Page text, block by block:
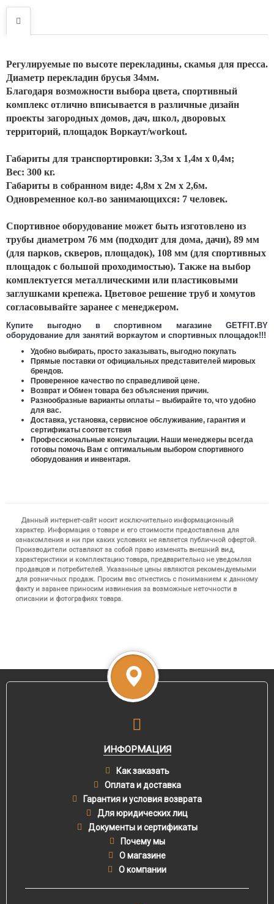
Регулируемые по высоте перекладины, скамья для пресса.
Диаметр перекладин брусья 34мм.
Благодаря возможности выбора цвета, спортивный
комплекс отлично вписывается в различные дизайн
проекты загородных домов, дач, школ, дворовых
территорий, площадок Воркаут/workout.
Габариты для транспортировки: 3,3м х 1,4м х 0,4м;
Вес: 300 кг.
Габариты в собранном виде: 4,8м х 2м х 2,6м.
Одновременное кол-во занимающихся: 7 человек.
Спортивное оборудование может быть изготовлено из
трубы диаметром 76 мм (подходит для дома, дачи), 89 мм
(для парков, скверов, площадок), 108 мм (для спортивных
площадок с большой проходимостью). Также на выбор
комплектуется металлическими или пластиковыми
заглушками крепежа. Цветовое решение труб и хомутов
согласовывайте заранее с менеджером.
Купите выгодно в спортивном магазине GETFIT.BY
оборудование для занятий воркаутом и спортивных площадок!!!
Удобно выбирать, просто заказывать, выгодно покупать
Прямые поставки от официальных представителей мировых
брендов.
Проверенное качество по справедливой цене.
Возврат и Обмен товара без объяснения причин.
Разнообразные варианты оплаты – выбирайте то, что удобно
для вас.
Доставка, установка, сервисное обслуживание, гарантия и
сертификаты соответствия
Профессиональные консультации. Наши менеджеры всегда
готовы помочь Вам с оптимальным выбором спортивного
оборудования и инвентаря.
Данный интернет-сайт носит исключительно информационный
характер. Информация о товаре и его стоимости предоставлена для
ознакомления и ни при каких условиях не является публичной офертой.
Производители оставляют за собой право изменять внешний вид,
характеристики и комплектацию товара, предварительно не уведомляя
продавцов и потребителей. Указанные цены являются рекомендуемыми
для розничных продаж. Просим вас отнестись с пониманием к данному
факту и заранее приносим извинения за возможные неточности в
описании и фотографиях товара.
ИНФОРМАЦИЯ
Как заказать
Оплата и доставка
Гарантия и условия возврата
Для юридических лиц
Документы и сертификаты
Почему мы
О магазине
О компании